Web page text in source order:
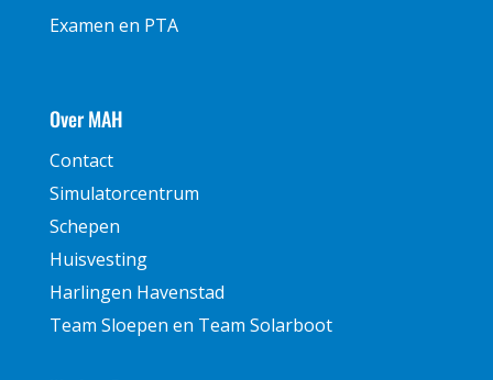
Examen en PTA
Over MAH
Contact
Simulatorcentrum
Schepen
Huisvesting
Harlingen Havenstad
Team Sloepen en Team Solarboot